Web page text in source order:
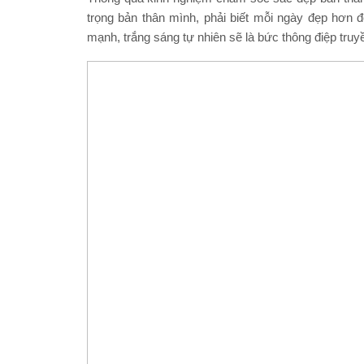
trọng bản thân mình, phải biết mỗi ngày đẹp hơn
mạnh, trắng sáng tự nhiên sẽ là bức thông điệp